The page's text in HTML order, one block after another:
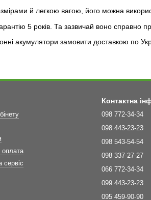
й легкою вагою, його можна
5 років. Та зазвичай воно справно
акумулятори замовити доставкою по
оплата
сервіс
Контактна
098 772-34-34
098 443-23-23
098 543-54-54
098 337-27-27
066 772-34-34
099 443-23-23
095 459-90-90